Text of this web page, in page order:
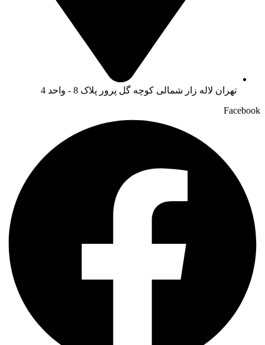
تهران لاله زار شمالی کوچه گل پرور پلاک 8 - واحد 4
Facebook